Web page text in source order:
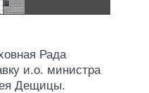
Рада
и.о. министра
Дещицы.